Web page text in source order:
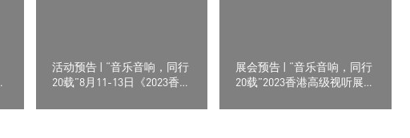
活动预告 | “音乐音响，同行
20载”8月11-13日《2023香港
云集于香港会议展览中心
展会预告 | “音乐音响，同行
20载”2023香港高级视听展参